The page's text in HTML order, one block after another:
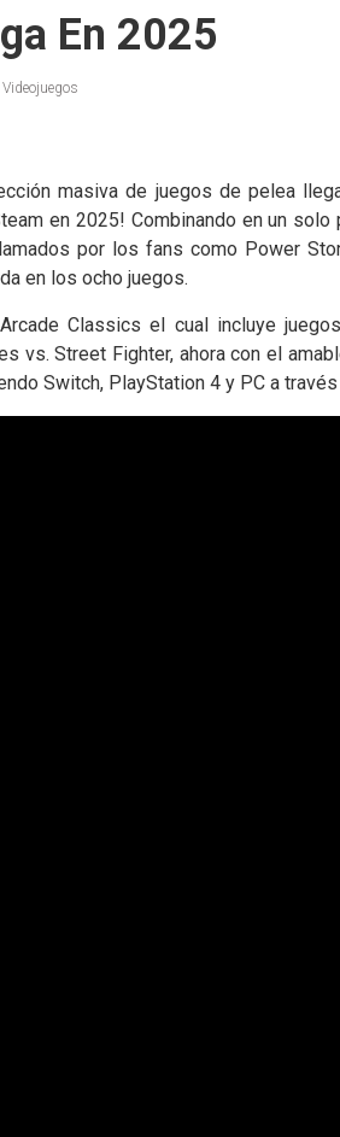
En 2025
Videojuegos
masiva de juegos de pelea
en 2025! Combinando en un
por los fans como Power
en los ocho juegos.
Classics el cual incluye
vs. Street Fighter, ahora con el
Switch, PlayStation 4 y PC a